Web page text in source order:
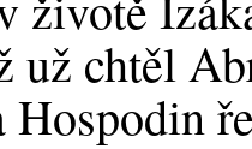
chtěl
Hospodin